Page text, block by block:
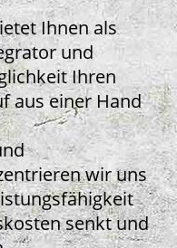
Ihnen als
und
Ihren
aus einer Hand
wir uns
senkt und